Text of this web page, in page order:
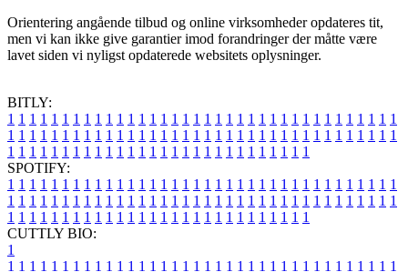
Orientering angående tilbud og online virksomheder opdateres tit,
men vi kan ikke give garantier imod forandringer der måtte være
lavet siden vi nyligst opdaterede websitets oplysninger.
BITLY:
1 1 1 1 1 1 1 1 1 1 1 1 1 1 1 1 1 1 1 1 1 1 1 1 1 1 1 1 1 1 1 1 1 1 1 1
1 1 1 1 1 1 1 1 1 1 1 1 1 1 1 1 1 1 1 1 1 1 1 1 1 1 1 1 1 1 1 1 1 1 1 1
1 1 1 1 1 1 1 1 1 1 1 1 1 1 1 1 1 1 1 1 1 1 1 1 1 1 1 1
SPOTIFY:
1 1 1 1 1 1 1 1 1 1 1 1 1 1 1 1 1 1 1 1 1 1 1 1 1 1 1 1 1 1 1 1 1 1 1 1
1 1 1 1 1 1 1 1 1 1 1 1 1 1 1 1 1 1 1 1 1 1 1 1 1 1 1 1 1 1 1 1 1 1 1 1
1 1 1 1 1 1 1 1 1 1 1 1 1 1 1 1 1 1 1 1 1 1 1 1 1 1 1 1
CUTTLY BIO:
1
1 1 1 1 1 1 1 1 1 1 1 1 1 1 1 1 1 1 1 1 1 1 1 1 1 1 1 1 1 1 1 1 1 1 1 1